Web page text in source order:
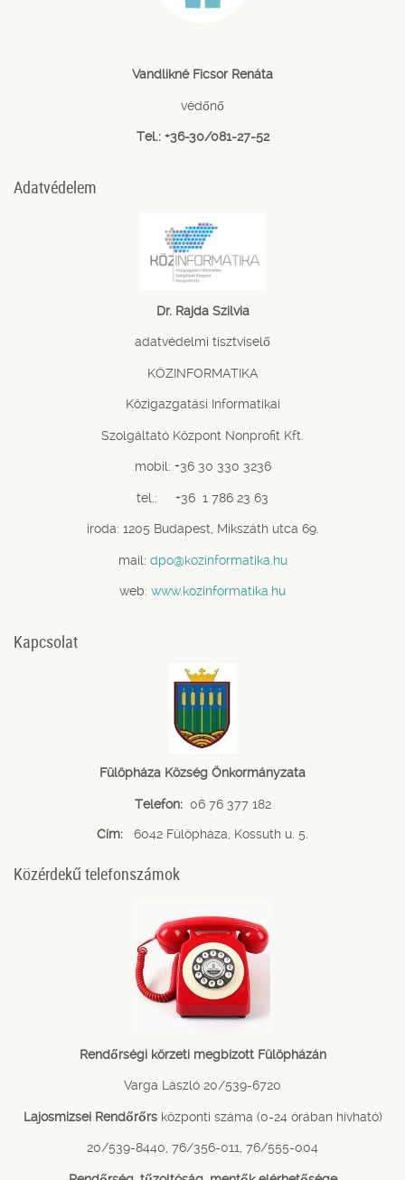
Vandlikné Ficsor Renáta
védőnő
Tel.: +36-30/081-27-52
Adatvédelem
Dr. Rajda Szilvia
adatvédelmi tisztviselő
KÖZINFORMATIKA
Közigazgatási Informatikai
Szolgáltató Központ Nonprofit Kft.
mobil: +36 30 330 3236
tel.: +36 1 786 23 63
iroda: 1205 Budapest, Mikszáth utca 69.
mail: dpo@kozinformatika.hu
web: www.kozinformatika.hu
Kapcsolat
Fülöpháza Község Önkormányzata
Telefon: 06 76 377 182
Cím: 6042 Fülöpháza, Kossuth u. 5.
Közérdekű telefonszámok
Rendőrségi körzeti megbízott Fülöpházán
Varga László 20/539-6720
Lajosmizsei Rendőrőrsközponti száma (0-24 órában hívható)
20/539-8440, 76/356-011, 76/555-004